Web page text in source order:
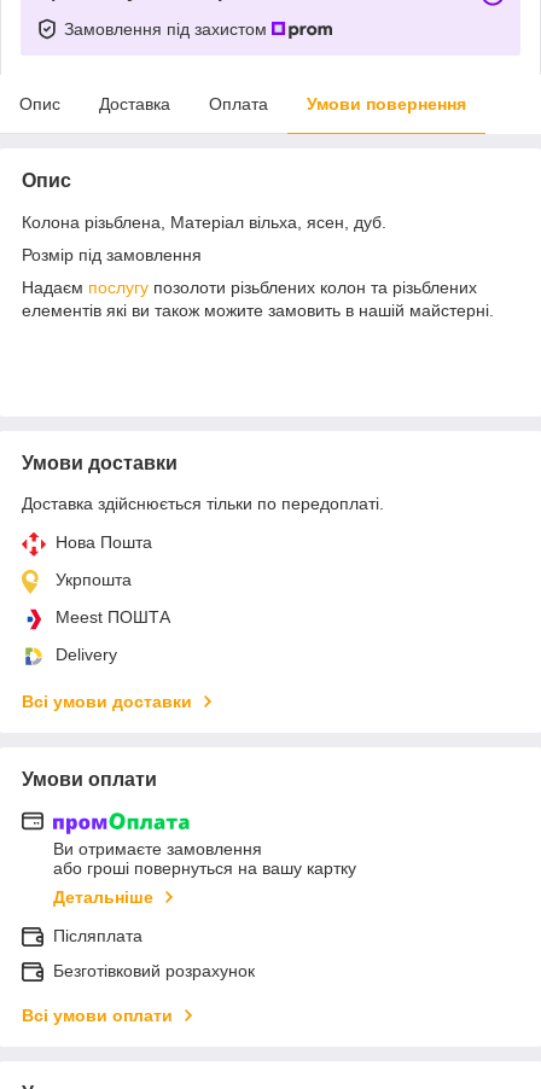
Замовлення під захистом
Опис Доставка Оплата Умови повернення
Опис
Колона різьблена, Матеріал вільха, ясен, дуб.
Розмір під замовлення
Надаєм послугу позолоти різьблених колон та різьблених
елементів які ви також можите замовить в нашій майстерні.
Умови доставки
Доставка здійснюється тільки по передоплаті.
Нова Пошта
Укрпошта
Meest ПОШТА
Delivery
Всі умови доставки
Умови оплати
Ви отримаєте замовлення
або гроші повернуться на вашу картку
Детальніше
Післяплата
Безготівковий розрахунок
Всі умови оплати